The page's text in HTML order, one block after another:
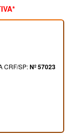
CRF/SP:Nº 57023